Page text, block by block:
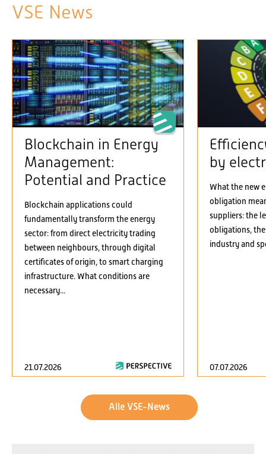
VSE News
Blockchain in Energy
Management:
Potential and Practice
Blockchain applications could
fundamentally transform the energy
sector: from direct electricity trading
between neighbours, through digital
certificates of origin, to smart charging
infrastructure. What conditions are
necessary...
21.07.2026
by
What the new
obligation
suppliers: the
obligations,
industry and
07.07.2026
Alle VSE-News